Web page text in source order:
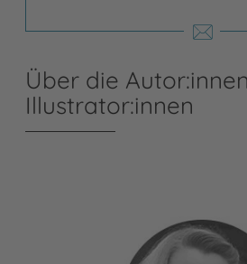
Über die
Illustrator:innen